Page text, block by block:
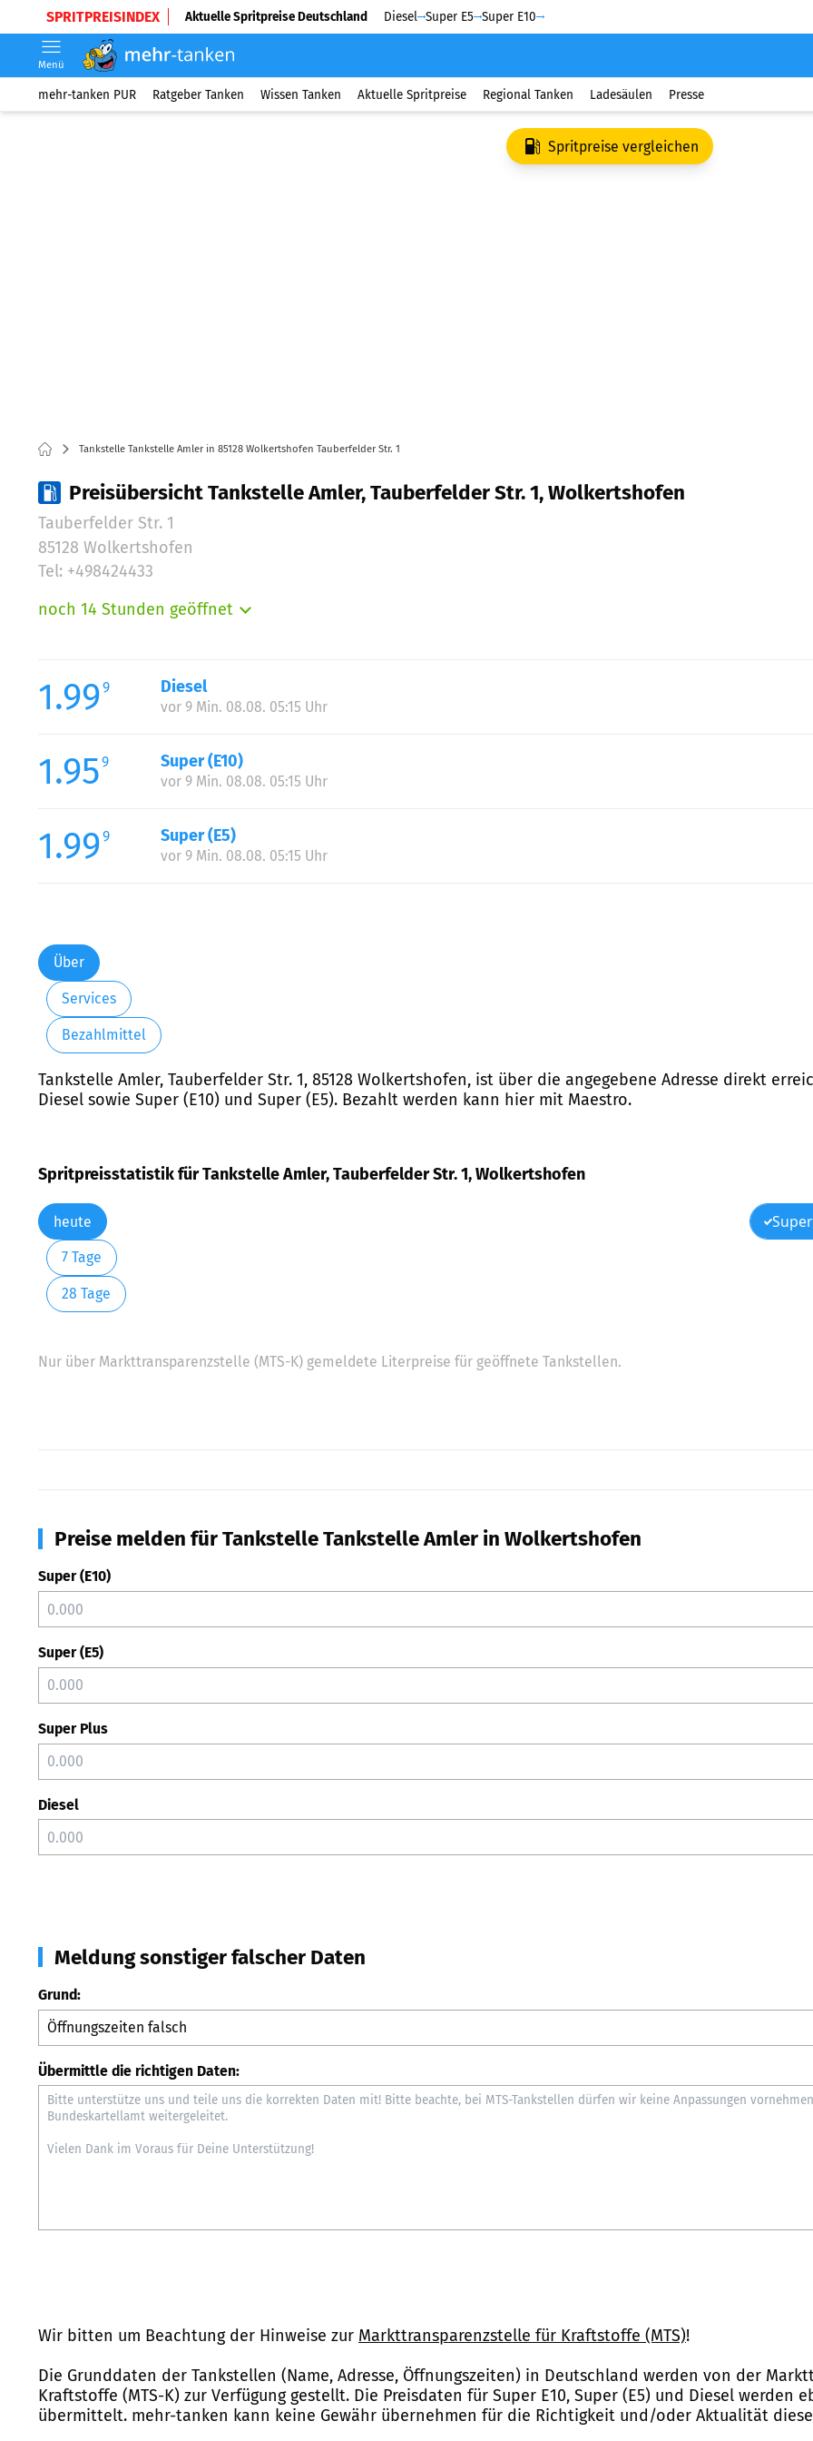
SPRITPREISINDEX Aktuelle Spritpreise Deutschland Diesel Super E5 Super E10
Menü
mehr-tanken PUR Ratgeber Tanken Wissen Tanken Aktuelle Spritpreise Regional Tanken Ladesäulen Presse
Spritpreise vergleichen
Tankstelle Tankstelle Amler in 85128 Wolkertshofen Tauberfelder Str. 1
Preisübersicht Tankstelle Amler, Tauberfelder Str. 1, Wolkertshofen
Tauberfelder Str. 1
85128 Wolkertshofen
Tel: +498424433
noch 14 Stunden geöffnet
Mittwoch:
Donnerstag:
Samstag:
Sonntag:
1.999 Diesel
vor 9 Min. 08.08. 05:15 Uhr
1.959 Super (E10)
vor 9 Min. 08.08. 05:15 Uhr
1.999 Super (E5)
vor 9 Min. 08.08. 05:15 Uhr
Über
Services
Bezahlmittel
Tankstelle Amler, Tauberfelder Str. 1, 85128 Wolkertshofen, ist über die angegebene Adresse direkt
Diesel sowie Super (E10) und Super (E5). Bezahlt werden kann hier mit Maestro.
Spritpreisstatistik für Tankstelle Amler, Tauberfelder Str. 1, Wolkertshofen
heute
7 Tage
28 Tage
Nur über Markttransparenzstelle (MTS-K) gemeldete Literpreise für geöffnete Tankstellen.
Preise melden für Tankstelle Tankstelle Amler in Wolkertshofen
Super (E10)
Super (E5)
Super Plus
Diesel
Meldung sonstiger falscher Daten
Grund:
Übermittle die richtigen Daten:
Wir bitten um Beachtung der Hinweise zur Markttransparenzstelle für Kraftstoffe (MTS)!
Die Grunddaten der Tankstellen (Name, Adresse, Öffnungszeiten) in Deutschland werden von der
Kraftstoffe (MTS-K) zur Verfügung gestellt. Die Preisdaten für Super E10, Super (E5) und Diesel werden
übermittelt. mehr-tanken kann keine Gewähr übernehmen für die Richtigkeit und/oder Aktualität